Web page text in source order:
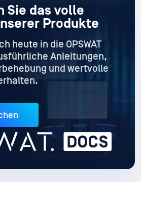
Sie das volle
Produkte
heute in die OPSWAT
Anleitungen,
und wertvolle